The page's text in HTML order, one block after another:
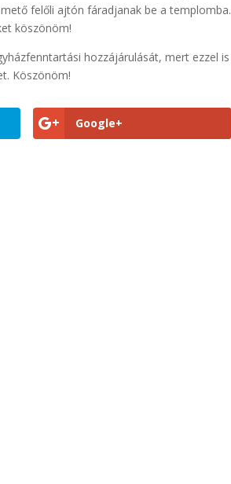
felőli ajtón fáradjanak be a templomba.
köszönöm!
hozzájárulását, mert ezzel is
Köszönöm!
Google+